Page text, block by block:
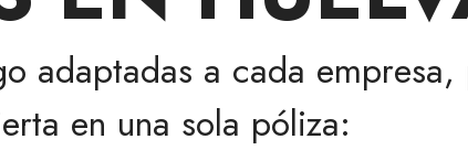
adaptadas a cada empresa,
en una sola póliza: